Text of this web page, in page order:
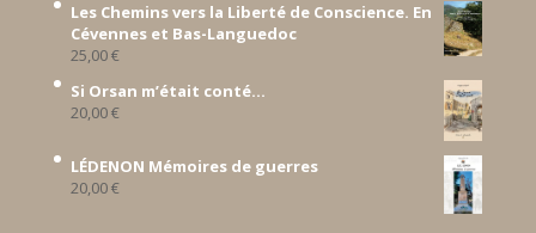
Les Chemins vers la Liberté de Conscience. En
Cévennes et Bas-Languedoc
25,00€
Si Orsan m’était conté...
20,00€
LÉDENON Mémoires de guerres
20,00€